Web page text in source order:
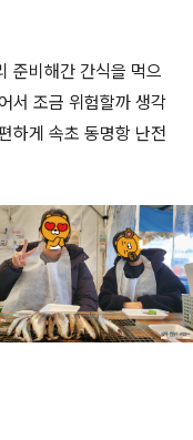
준비해간 간식을 먹으
서 조금 위험할까 생각
하게 속초 동명항 난전